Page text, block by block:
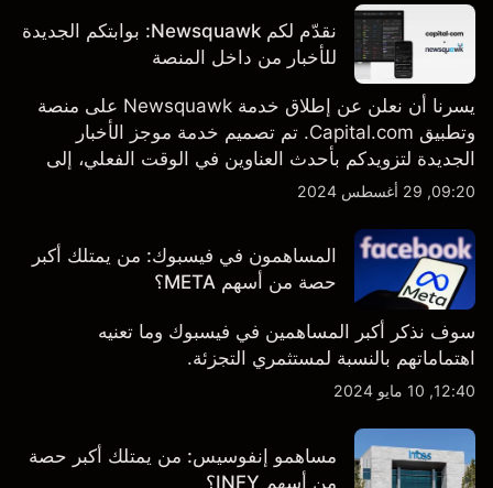
نقدّم لكم Newsquawk: بوابتكم الجديدة
للأخبار من داخل المنصة
يسرنا أن نعلن عن إطلاق خدمة Newsquawk على منصة
وتطبيق Capital.com. تم تصميم خدمة موجز الأخبار
الجديدة لتزويدكم بأحدث العناوين في الوقت الفعلي، إلى
جانب قصص إخبارية مخصصة وتقارير تحليلية متعمقة - وكل
بالضبط.
09:20, 29 أغسطس 2024
المساهمون في فيسبوك: من يمتلك أكبر
حصة من أسهم META؟
سوف نذكر أكبر المساهمين في فيسبوك وما تعنيه
اهتماماتهم بالنسبة لمستثمري التجزئة.
12:40, 10 مايو 2024
مساهمو إنفوسيس: من يمتلك أكبر حصة
من أسهم INFY؟